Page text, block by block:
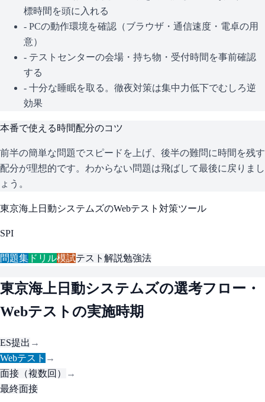
標時間を頭に入れる
- PCの動作環境を確認（ブラウザ・通信速度・電卓の用
意）
- テストセンターの会場・持ち物・受付時間を事前確認
する
- 十分な睡眠を取る。徹夜対策は集中力低下でむしろ逆
効果
本番で使える時間配分のコツ
前半の簡単な問題でスピードを上げ、後半の難問に時間を残す
配分が理想的です。わからない問題は飛ばして最後に戻りまし
ょう。
東京海上日動システムズのWebテスト対策ツール
SPI
問題集 ドリル模試テスト解説勉強法
東京海上日動システムズの選考フロー・
Webテストの実施時期
ES提出 →
Webテスト →
面接（複数回）
→
最終面接